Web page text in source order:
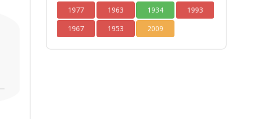
1977
1963 1934
1993
1967
1953 2009